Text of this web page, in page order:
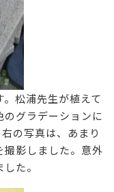
松浦先生が植えて
グラデーションに
の写真は、あまり
撮影しました。意外
た。